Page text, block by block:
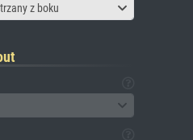
z boku